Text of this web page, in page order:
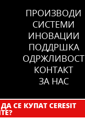
ПРОИЗВОДИ
СИСТЕМИ
ИНОВАЦИИ
ПОДДРШКА
OДРЖЛИВОСТ
КОНТАКТ
ЗА НАС
СЕ КУПАТ CERESIT